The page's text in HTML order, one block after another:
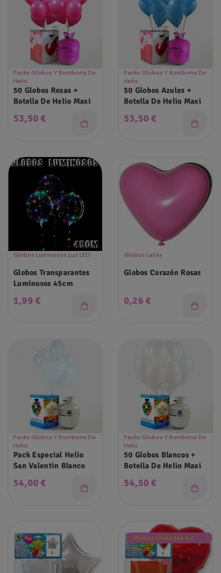
Packs Globos Y Bombona De
Helio
50 Globos Rosas +
Botella De Helio Maxi
Precio
53,50 €
Packs Globos Y Bombona De
Helio
50 Globos Azules +
Botella De Helio Maxi
Precio
53,50 €
Globos Luminosos Luz LED
Globos Transparantes
Luminosos 45cm
Precio
1,99 €
Globos Latex
Globos Corazón Rosas
Precio
0,26 €
Packs Globos Y Bombona De
Helio
Pack Especial Helio
San Valentin Blanco
Precio
54,00 €
Packs Globos Y Bombona De
Helio
50 Globos Blancos +
Botella De Helio Maxi
Precio
54,50 €
Últimas Unidades En
Stock